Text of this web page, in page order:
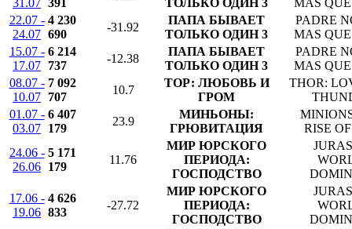
31.07 391
ТОЛЬКО ОДИН 3
MAS
22.07 -
24.07
4 230
690
-31.92
ПАПА БЫВАЕТ
ТОЛЬКО ОДИН 3
PADRE
MAS
15.07 -
17.07
6 214
737
-12.38
ПАПА БЫВАЕТ
ТОЛЬКО ОДИН 3
PADRE
MAS
08.07 -
10.07
7 092
707
10.7
ТОР: ЛЮБОВЬ И
ГРОМ
THOR:
01.07 -
03.07
6 407
179
23.9
МИНЬОНЫ:
ГРЮВИТАЦИЯ
RISE
24.06 -
26.06
5 171
179
11.76
МИР ЮРСКОГО
ПЕРИОДА:
ГОСПОДСТВО
17.06 -
19.06
4 626
833
-27.72
МИР ЮРСКОГО
ПЕРИОДА:
ГОСПОДСТВО